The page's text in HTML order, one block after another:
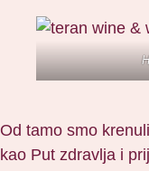
Od tamo smo
kao Put zdravlja i